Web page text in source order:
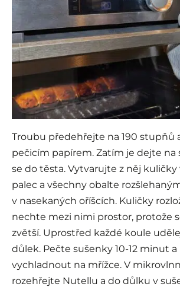
Troubu předehřejte na 190 stupňů
pečicím papírem. Zatím je dejte na
se do těsta. Vytvarujte z něj kuličky
palec a všechny obalte
v nasekaných oříšcích. Kuličky
nechte mezi nimi prostor, protože
zvětší. Uprostřed každé koule
důlek. Pečte sušenky 10-12 minut
vychladnout na mřížce. V
rozehřejte Nutellu a do důlku v